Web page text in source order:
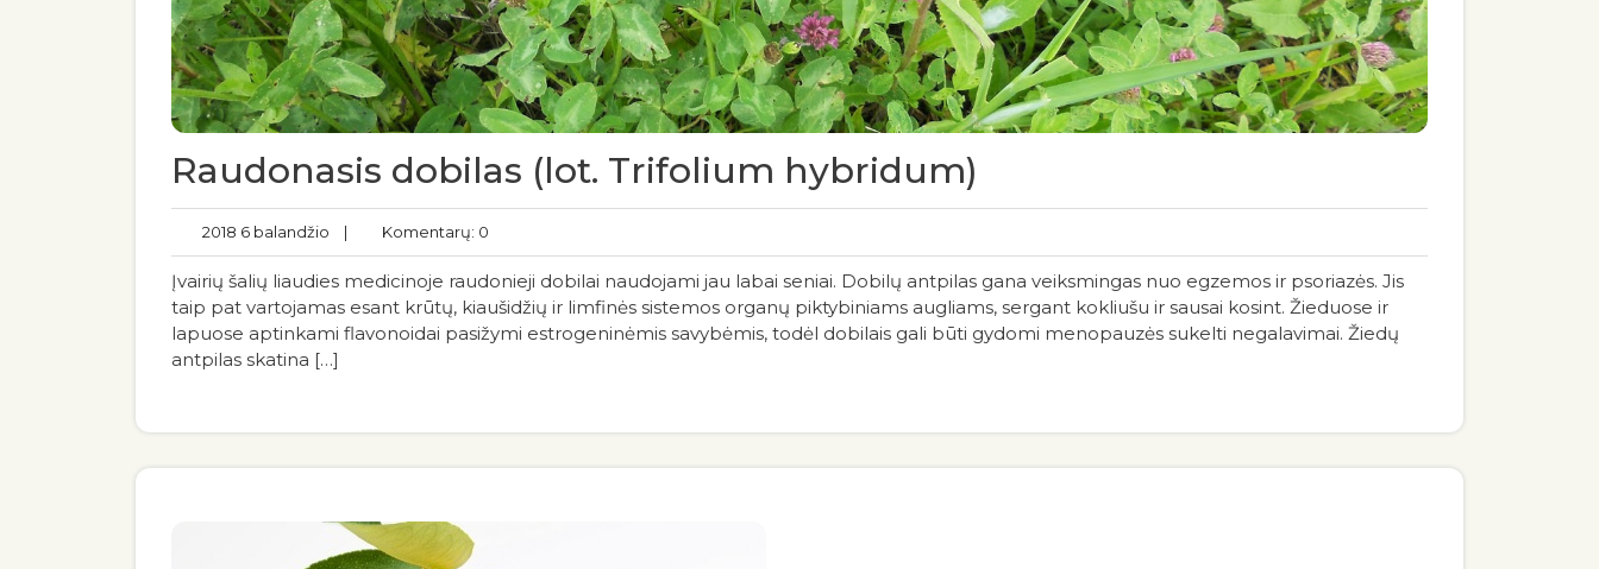
Raudonasis dobilas (lot. Trifolium hybridum)
2018 6 balandžio | Komentarų: 0
Įvairių šalių liaudies medicinoje raudonieji dobilai naudojami jau labai seniai. Dobilų antpilas gana veiksmingas nuo egzemos ir psoriazės. Jis
taip pat vartojamas esant krūtų, kiaušidžių ir limfinės sistemos organų piktybiniams augliams, sergant kokliušu ir sausai kosint. Žieduose ir
lapuose aptinkami flavonoidai pasižymi estrogeninėmis savybėmis, todėl dobilais gali būti gydomi menopauzės sukelti negalavimai. Žiedų
antpilas skatina […]